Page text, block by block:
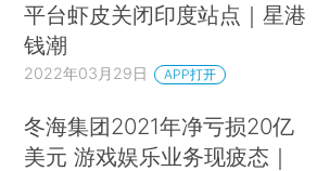
平台虾皮关闭印度站点｜星港
钱潮
2022年03月29日 APP打开
冬海集团2021年净亏损20亿
美元 游戏娱乐业务现疲态｜